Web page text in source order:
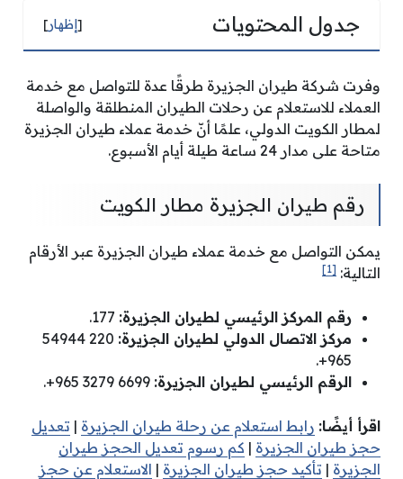
جدول المحتويات [إظهار]
وفرت شركة طيران الجزيرة طرقًا عدة للتواصل مع خدمة
العملاء للاستعلام عن رحلات الطيران المنطلقة والواصلة
لمطار الكويت الدولي، علمًا أنّ خدمة عملاء طيران الجزيرة
متاحة على مدار 24 ساعة طيلة أيام الأسبوع.
رقم طيران الجزيرة مطار الكويت
يمكن التواصل مع خدمة عملاء طيران الجزيرة عبر الأرقام
التالية: [1]
رقم المركز الرئيسي لطيران الجزيرة:
مركز الاتصال الدولي لطيران الجزيرة:
220 54944
965+.
الرقم الرئيسي لطيران الجزيرة:
اقرأ أيضًا: رابط استعلام عن رحلة طيران الجزيرة | تعديل
حجز طيران الجزيرة | كم رسوم تعديل الحجز طيران
الجزيرة | تأكيد حجز طيران الجزيرة | الاستعلام عن حجز